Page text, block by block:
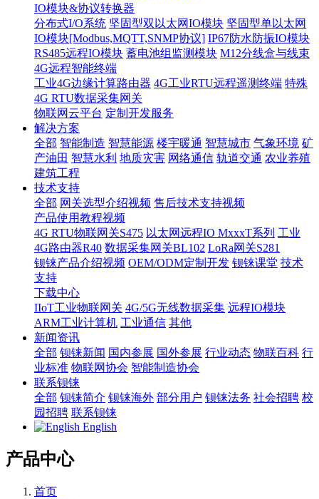
IO模块&协议转换器
分布式I/O系统 坚固型双以太网IO模块 坚固型单以太网
IO模块[Modbus,MQTT,SNMP协议] IP67防水防振IO模块
RS485远程IO模块 蓄电池组监测模块 M12分线盒与线束
4G远程智能终端
工业4G边缘计算路由器 4G工业RTU远程遥测终端 特殊
4G RTU数据采集网关
物联网云平台 定制开发服务
解决方案
全部 智能制造 智慧能源 楼宇暖通 智慧城市 气象环境 矿
产油田 智慧水利 地质灾害 网络通信 轨道交通 农业养殖
建筑工程
技术支持
全部 网关选型介绍视频 售后技术支持视频
产品使用教程视频
4G RTU物联网关S475 以太网远程IO MxxxT系列 工业
4G路由器R40 数据采集网关BL102 LoRa网关S281
钡铼产品介绍视频 OEM/ODM定制开发 钡铼课堂 技术
支持
下载中心
IIoT工业物联网关 4G/5G无线数据采集 远程IO模块
ARM工业计算机 工业通信 其他
新闻资讯
全部 钡铼新闻 国内参展 国外参展 行业动态 物联百科 行
业标准 物联网协会 智能制造协会
联系钡铼
全部 钡铼简介 钡铼海外 部分用户 钡铼法务 社会招聘 校
园招聘 联系钡铼
English
产品中心
首页